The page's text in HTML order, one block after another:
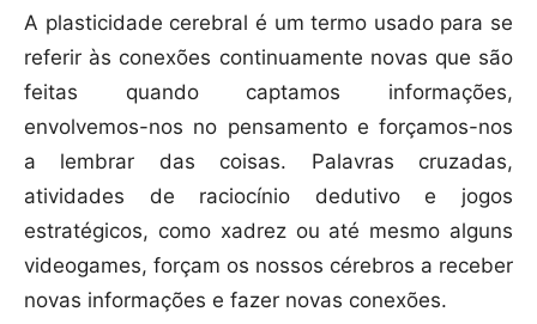
A plasticidade cerebral é um termo usado para se
referir às conexões continuamente novas que são
feitas quando captamos informações,
envolvemos-nos no pensamento e forçamos-nos
a lembrar das coisas. Palavras cruzadas,
atividades de raciocínio dedutivo e jogos
estratégicos, como xadrez ou até mesmo alguns
videogames, forçam os nossos cérebros a receber
novas informações e fazer novas conexões.